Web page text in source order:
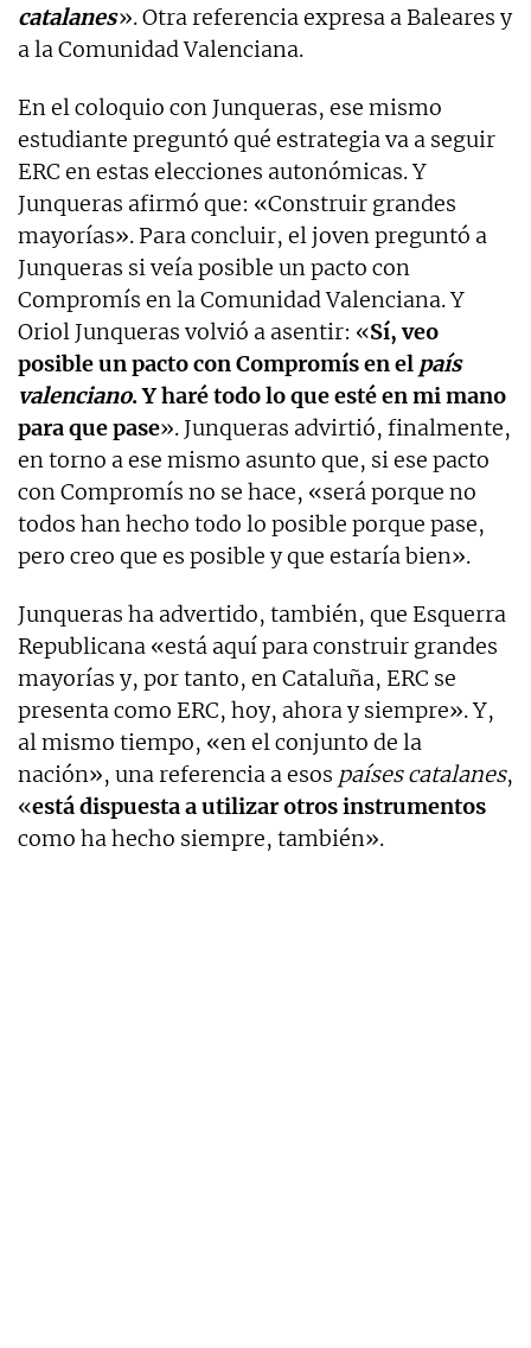
catalanes». Otra referencia expresa a Baleares y
a la Comunidad Valenciana.
En el coloquio con Junqueras, ese mismo
estudiante preguntó qué estrategia va a seguir
ERC en estas elecciones autonómicas. Y
Junqueras afirmó que: «Construir grandes
mayorías». Para concluir, el joven preguntó a
Junqueras si veía posible un pacto con
Compromís en la Comunidad Valenciana. Y
Oriol Junqueras volvió a asentir: «Sí, veo
posible un pacto con Compromís en el país
valenciano. Y haré todo lo que esté en mi mano
para que pase». Junqueras advirtió, finalmente,
en torno a ese mismo asunto que, si ese pacto
con Compromís no se hace, «será porque no
todos han hecho todo lo posible porque pase,
pero creo que es posible y que estaría bien».
Junqueras ha advertido, también, que Esquerra
Republicana «está aquí para construir grandes
mayorías y, por tanto, en Cataluña, ERC se
presenta como ERC, hoy, ahora y siempre». Y,
al mismo tiempo, «en el conjunto de la
nación», una referencia a esos países catalanes,
«está dispuesta a utilizar otros instrumentos
como ha hecho siempre, también».